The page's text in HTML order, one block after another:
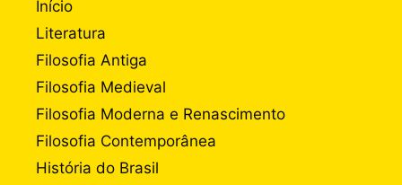
Início
Literatura
Filosofia Antiga
Filosofia Medieval
Filosofia Moderna e Renascimento
Filosofia Contemporânea
História do Brasil